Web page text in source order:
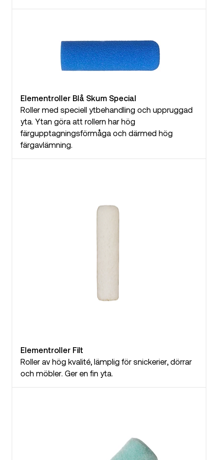
Elementroller Blå Skum Special
Roller med speciell ytbehandling och uppruggad
yta. Ytan göra att rollern har hög
färgupptagningsförmåga och därmed hög
färgavlämning.
Elementroller Filt
Roller av hög kvalité, lämplig för snickerier, dörrar
och möbler. Ger en fin yta.